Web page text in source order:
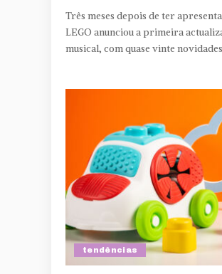
Três meses depois de ter
LEGO anunciou a primeira
musical, com quase vinte
tendências